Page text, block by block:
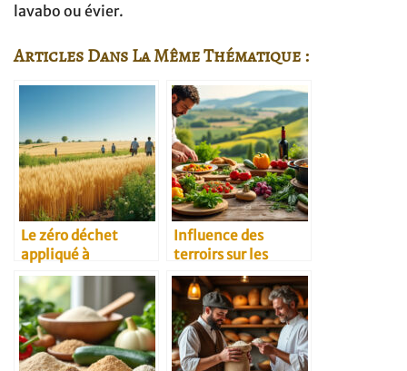
lavabo ou évier.
Articles Dans La Même Thématique :
Le zéro déchet
appliqué à
l’agriculture
céréalière
Influence des
terroirs sur les
recettes
traditionnelles